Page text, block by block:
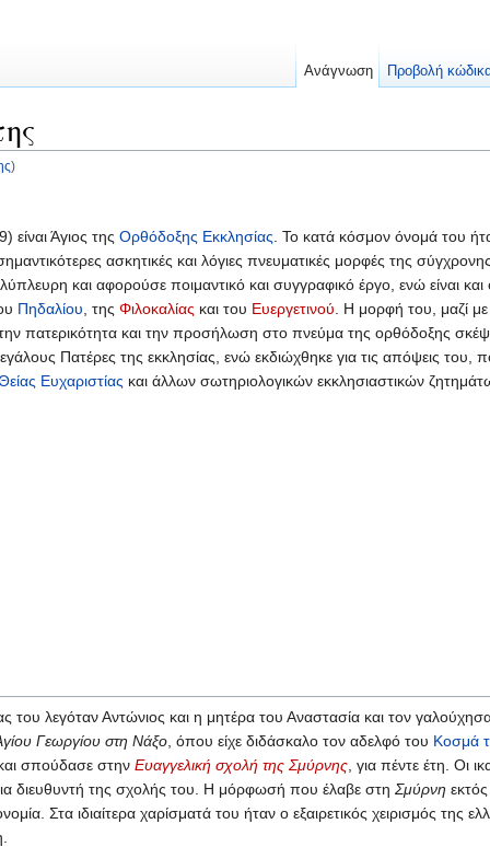
)
Άγιος της Ορθόδοξης Εκκλησίας . Το κατά κόσμον όνομά του
ασκητικές και λόγιες πνευματικές μορφές της
και αφορούσε ποιμαντικό και συγγραφικό έργο, ενώ είναι
Πηδαλίου , της Φιλοκαλίας και του Ευεργετινού . Η μορφή του, μαζί
πατερικότητα και την προσήλωση στο πνεύμα της ορθόδοξης
Πατέρες της εκκλησίας, ενώ εκδιώχθηκε για τις απόψεις του,
Ευχαριστίας και άλλων σωτηριολογικών εκκλησιαστικών
λεγόταν Αντώνιος και η μητέρα του Αναστασία και τον
Γεωργίου στη Νάξο , όπου είχε διδάσκαλο τον αδελφό του Κοσμά
σπούδασε στην Ευαγγελική σχολή της Σμύρνης , για πέντε έτη. Οι
διευθυντή της σχολής του. Η μόρφωσή που έλαβε στη Σμύρνη
Στα ιδιαίτερα χαρίσματά του ήταν ο εξαιρετικός χειρισμός
Ανάγνωση Προβολή